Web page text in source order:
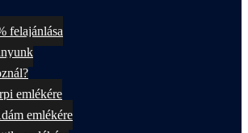
felajánlása
emlékére
emlékére